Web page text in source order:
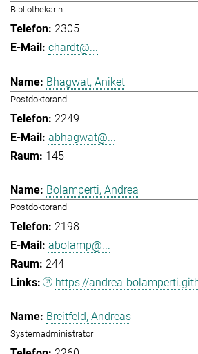
Bibliothekarin
2305
chardt@...
Bhagwat, Aniket
Postdoktorand
2249
abhagwat@...
145
Bolamperti, Andrea
Postdoktorand
2198
abolamp@...
244
https://andrea-
Breitfeld, Andreas
Systemadministrator